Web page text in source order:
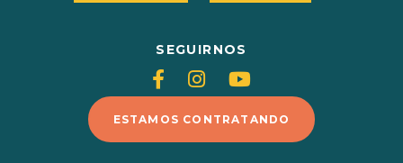
SEGUIRNOS
Siganos
en
Facebook
Siganos
en
Instagram
Siganos
en
Youtube
ESTAMOS CONTRATANDO